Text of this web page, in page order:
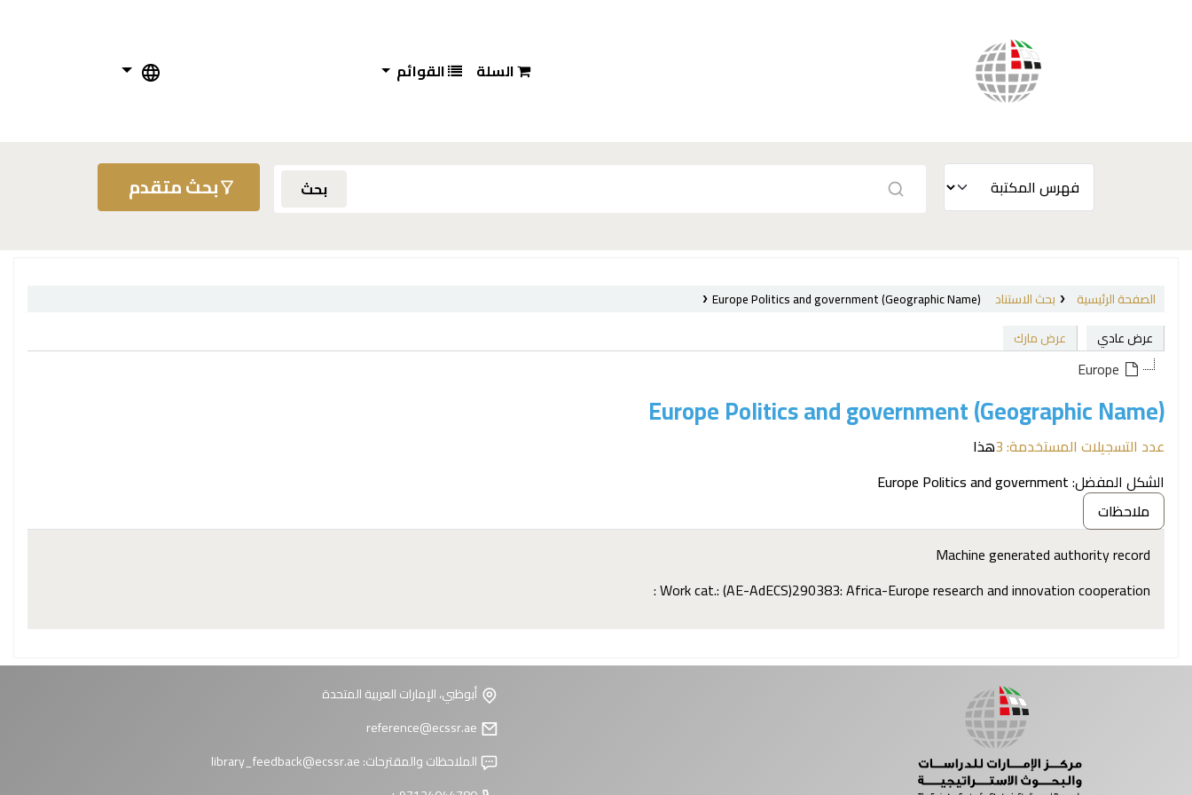
السلة القوائم
بحث بحث متقدم
الصفحة الرئيسية بحث الاستناد
Europe Politics and government (Geographic Name)
عرض عادي
عرض مارك
Europe
Europe Politics and government (Geographic Name)
عدد التسجيلات المستخدمة: 3 هذا
الشكل المفضل:Europe Politics and government
ملاحظات
Machine generated authority record
Work cat.: (AE-AdECS)290383: Africa-Europe research and innovation cooperation :
أبوظبي، الإمارات العربية المتحدة
الملاحظات والمقترحات:library_feedback@ecssr.ae